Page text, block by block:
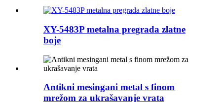
XY-5483P metalna pregrada zlatne
boje
Antikni mesingani metal s finom
mrežom za ukrašavanje vrata